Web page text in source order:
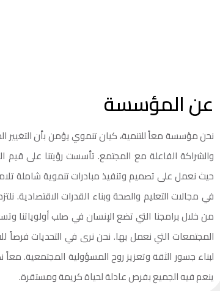
عن المؤسسة
نحن مؤسسة معاً للتنمية، كيان تنموي يؤمن بأن التغيير
والشراكة الفاعلة مع المجتمع. تأسست رؤيتنا على قيم
حيث نعمل على تصميم وتنفيذ مبادرات تنموية شاملة
في مجالات التعليم والصحة وبناء القدرات الاقتصادية.
من خلال برامجنا التي تضع الإنسان في صلب أولوياتنا
المجتمعات التي نعمل بها. نحن نرى في التحديات فرصاً
لبناء جسور الثقة وتعزيز روح المسؤولية المجتمعية. معاً
ينعم فيه الجميع بفرص عادلة لحياة كريمة ومستقرة.